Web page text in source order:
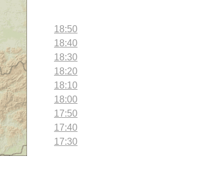
18:50
18:40
18:30
18:20
18:10
18:00
17:50
17:40
17:30